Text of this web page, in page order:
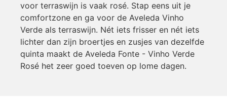
voor terraswijn is vaak rosé. Stap eens uit je
comfortzone en ga voor de Aveleda Vinho
Verde als terraswijn. Nét iets frisser en nét iets
lichter dan zijn broertjes en zusjes van dezelfde
quinta maakt de Aveleda Fonte - Vinho Verde
Rosé het zeer goed toeven op lome dagen.